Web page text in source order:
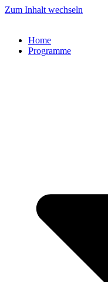
Zum Inhalt wechseln
Home
Programme